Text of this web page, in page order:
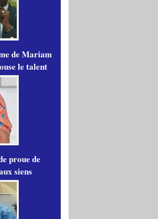
de Mariam
le talent
proue de
siens